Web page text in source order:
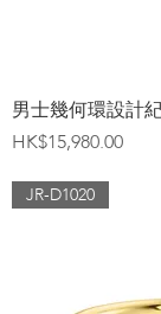
男士幾何環設計
價格
HK$15,980.00
JR-D1020